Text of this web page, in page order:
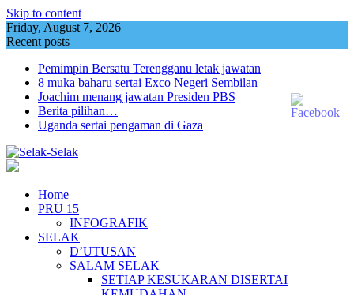
Skip to content
Friday, August 7, 2026
Recent posts
Pemimpin Bersatu Terengganu letak jawatan
8 muka baharu sertai Exco Negeri Sembilan
Joachim menang jawatan Presiden PBS
Berita pilihan…
Uganda sertai pengaman di Gaza
Home
PRU 15
INFOGRAFIK
SELAK
D’UTUSAN
SALAM SELAK
SETIAP KESUKARAN DISERTAI